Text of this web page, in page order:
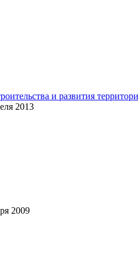
и развития
2013
2009